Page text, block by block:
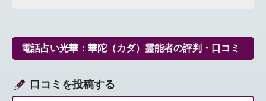
ー
シ
ン
電話占い光華：華陀（カダ）霊能者の評判・口コミ
口コミを投稿する